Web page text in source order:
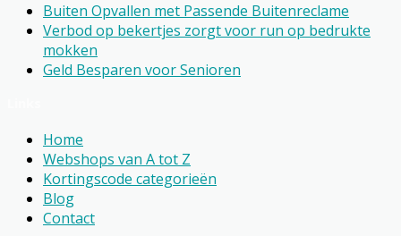
Buiten Opvallen met Passende Buitenreclame
Verbod op bekertjes zorgt voor run op bedrukte
mokken
Geld Besparen voor Senioren
Home
Webshops van A tot Z
Kortingscode categorieën
Blog
Contact